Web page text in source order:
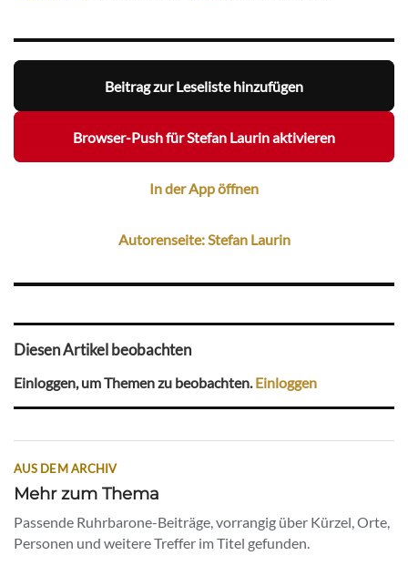
Beitrag zur Leseliste hinzufügen
Browser-Push für Stefan Laurin aktivieren
In der App öffnen
Autorenseite: Stefan Laurin
Diesen Artikel beobachten
Einloggen, um Themen zu beobachten. Einloggen
AUS DEM ARCHIV
Mehr zum Thema
Passende Ruhrbarone-Beiträge, vorrangig über Kürzel, Orte,
Personen und weitere Treffer im Titel gefunden.